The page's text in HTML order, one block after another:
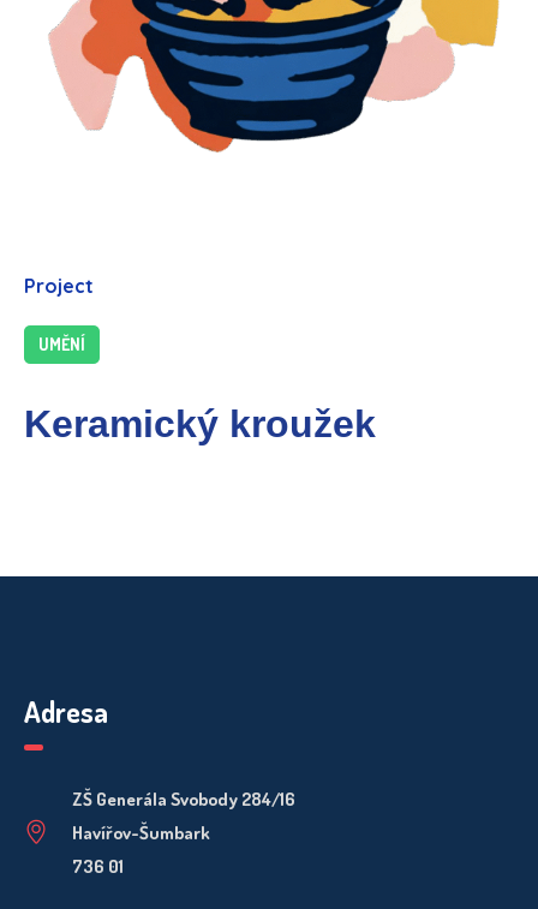
Project
UMĚNÍ
Keramický kroužek
Adresa
ZŠ Generála Svobody 284/16
Havířov-Šumbark
736 01